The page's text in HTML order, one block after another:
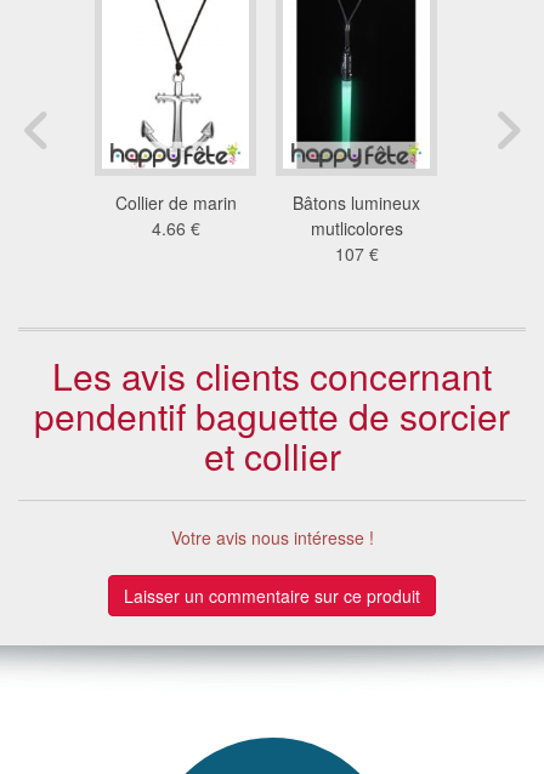
Collier de marin
4.66 €
Bâtons lumineux
mutlicolores
107 €
Les avis clients concernant
pendentif baguette de sorcier
et collier
Votre avis nous intéresse !
Laisser un commentaire sur ce produit